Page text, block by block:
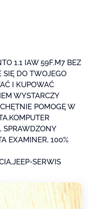
1.1 IAW 59F.M7 BEZ
SIĘ DO TWOJEGO
I KUPOWAĆ
WYSTARCZY
POMOGĘ W
SPRAWDZONY
EXAMINER, 100%
SERWIS